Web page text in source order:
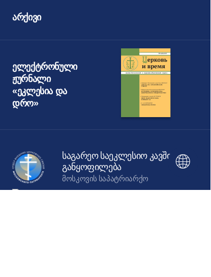
არქივი
ელექტრონული
ჟურნალი
«ეკლესია და
დრო»
საგარეო საეკლესიო კავშირების
განყოფილება
ᲛᲝᲡᲙᲝᲕᲘᲡ ᲡᲐᲞᲐᲢᲠᲘᲐᲠᲥᲝ